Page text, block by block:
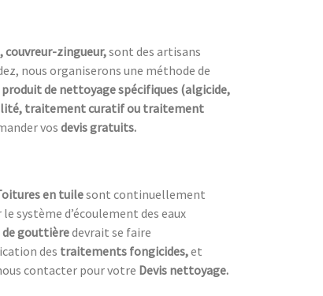
couvreur-zingueur,sont des artisans
nous organiserons une méthode de
produit de nettoyage spécifiques (algicide,
traitement curatif ou traitement
vos devis gratuits.
en tuilesont continuellement
système d’écoulement des eaux
gouttièredevrait se faire
des traitements fongicides,et
contacter pour votre Devis nettoyage.